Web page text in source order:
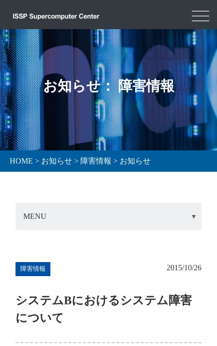
お知らせ： 障害情報
HOME > お知らせ > 障害情報 > お知らせ
MENU
障害情報 2015/10/26
システムBにおけるシステム障害
について